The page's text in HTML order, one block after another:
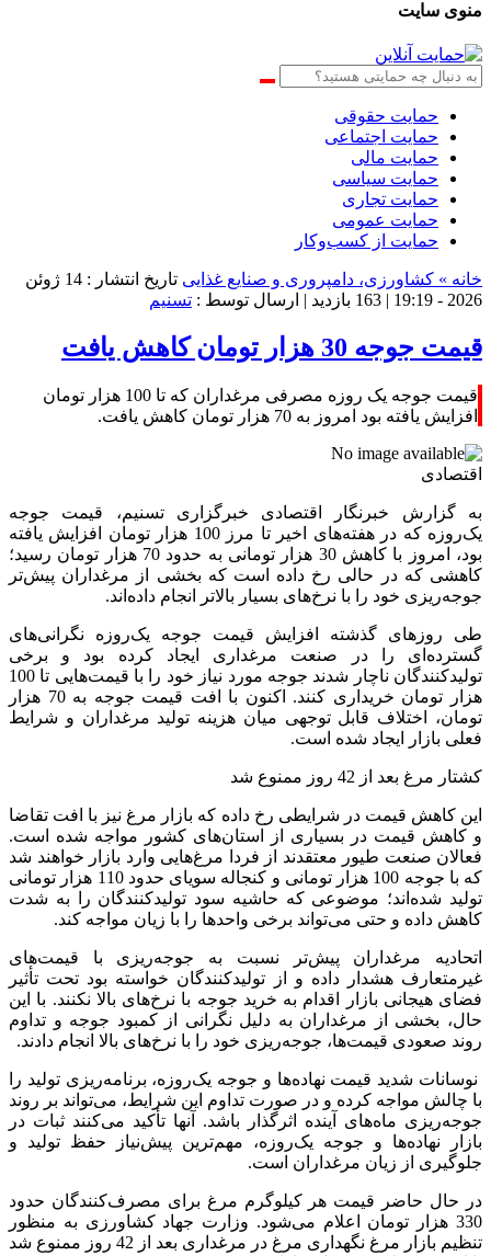
منوی سایت
حمایت حقوقی
حمایت اجتماعی
حمایت مالی
حمایت سیاسی
حمایت تجاری
حمایت عمومی
حمایت از کسب‌وکار
خانه » کشاورزی، دامپروری و صنایع غذایی
تاریخ انتشار : 14 ژوئن
2026 - 19:19 |
163 بازدید | ارسال توسط : تسنیم
قیمت جوجه 30 هزار تومان کاهش یافت
قیمت جوجه یک روزه مصرفی مرغداران که تا 100 هزار تومان
افزایش یافته بود امروز به 70 هزار تومان کاهش یافت.
اقتصادی
به گزارش خبرنگار اقتصادی خبرگزاری تسنیم، قیمت جوجه
یک‌روزه که در هفته‌های اخیر تا مرز 100 هزار تومان افزایش یافته
بود، امروز با کاهش 30 هزار تومانی به حدود 70 هزار تومان رسید؛
کاهشی که در حالی رخ داده است که بخشی از مرغداران پیش‌تر
جوجه‌ریزی خود را با نرخ‌های بسیار بالاتر انجام داده‌اند.
طی روزهای گذشته افزایش قیمت جوجه یک‌روزه نگرانی‌های
گسترده‌ای را در صنعت مرغداری ایجاد کرده بود و برخی
تولیدکنندگان ناچار شدند جوجه مورد نیاز خود را با قیمت‌هایی تا 100
هزار تومان خریداری کنند. اکنون با افت قیمت جوجه به 70 هزار
تومان، اختلاف قابل توجهی میان هزینه تولید مرغداران و شرایط
فعلی بازار ایجاد شده است.
کشتار مرغ بعد از 42 روز ممنوع شد
این کاهش قیمت در شرایطی رخ داده که بازار مرغ نیز با افت تقاضا
و کاهش قیمت در بسیاری از استان‌های کشور مواجه شده است.
فعالان صنعت طیور معتقدند از فردا مرغ‌هایی وارد بازار خواهند شد
که با جوجه 100 هزار تومانی و کنجاله سویای حدود 110 هزار تومانی
تولید شده‌اند؛ موضوعی که حاشیه سود تولیدکنندگان را به شدت
کاهش داده و حتی می‌تواند برخی واحدها را با زیان مواجه کند.
اتحادیه مرغداران پیش‌تر نسبت به جوجه‌ریزی با قیمت‌های
غیرمتعارف هشدار داده و از تولیدکنندگان خواسته بود تحت تأثیر
فضای هیجانی بازار اقدام به خرید جوجه با نرخ‌های بالا نکنند. با این
حال، بخشی از مرغداران به دلیل نگرانی از کمبود جوجه و تداوم
روند صعودی قیمت‌ها، جوجه‌ریزی خود را با نرخ‌های بالا انجام دادند.
نوسانات شدید قیمت نهاده‌ها و جوجه یک‌روزه، برنامه‌ریزی تولید را
با چالش مواجه کرده و در صورت تداوم این شرایط، می‌تواند بر روند
جوجه‌ریزی ماه‌های آینده اثرگذار باشد. آنها تأکید می‌کنند ثبات در
بازار نهاده‌ها و جوجه یک‌روزه، مهم‌ترین پیش‌نیاز حفظ تولید و
جلوگیری از زیان مرغداران است.
در حال حاضر قیمت هر کیلوگرم مرغ برای مصرف‌کنندگان حدود
330 هزار تومان اعلام می‌شود. وزارت جهاد کشاورزی به منظور
تنظیم بازار مرغ نگهداری مرغ در مرغداری بعد از 42 روز ممنوع شد